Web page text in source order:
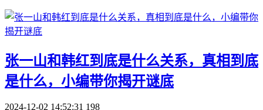
​张一山和韩红到底是什么关系，真相到底
是什么，小编带你揭开谜底
2024-12-02 14:52:31 198